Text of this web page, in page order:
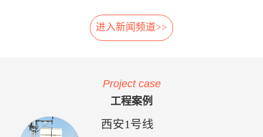
化，合理的优化了人、财、物
资源。 项目案例与客户反
艺文件的执行力度，通过全貌
化、公开化、信息化系统自动
评价、月报分析，加强了员工
的检修责任心以来，其车辆检
修的运营故障（正线故障）呈
的运行参数进行检测。并具有
对检测出的超标数据进行自动
主要功能如下：当电动列车在
线运行时，系统对弓网运行情
况实时监测，对受电弓拉弧、
受电弓弓头异常、羊角变形、
碳滑板磨耗、受电弓硬点冲
需人工分析，系统自动出具智
能分析结果，提供检修月报，
析、轨道异常分析等。 5、
自动方案:根据月报分析结
果，系统自动出具维修方案建
议，包括:厂家选型建议、轮
时机建议轨道打磨建议、轮对
起，气氛热烈喜庆，董事长朱晓东为舞狮点睛，为整个活动增添
了浓郁的传统韵味和欢快氛围。 随后，公司领导与嘉宾们一
进入新闻频道>>
Project case
工程案例
西安1号线